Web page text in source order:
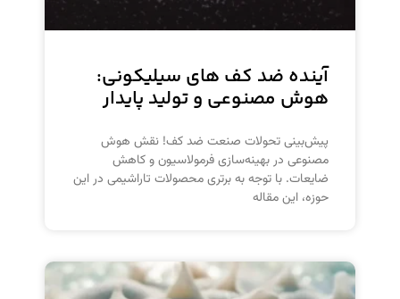
آینده ضد کف های سیلیکونی:
هوش مصنوعی و تولید پایدار
پیش‌بینی تحولات صنعت ضد کف! نقش هوش
مصنوعی در بهینه‌سازی فرمولاسیون و کاهش
ضایعات. با توجه به برتری محصولات تاراشیمی در این
حوزه، این مقاله